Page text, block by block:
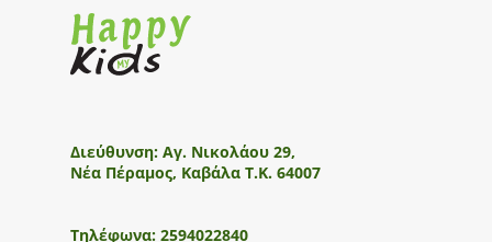
Διεύθυνση: Αγ. Νικολάου 29,
Νέα Πέραμος, Καβάλα Τ.Κ. 64007
Τηλέφωνα: 2594022840